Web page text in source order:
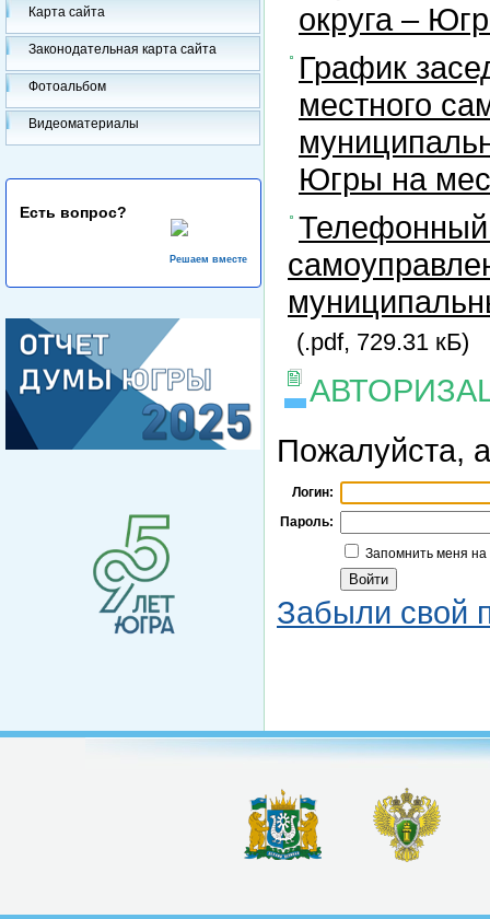
Карта сайта
Законодательная карта сайта
Фотоальбом
Видеоматериалы
Есть вопрос?
Решаем вместе
округа –
График
местного
Югры на
Телефонный
(.pdf, 729.31 кБ)
Пожалуйста,
Логин:
Пароль:
Запомнить меня
Забыли свой